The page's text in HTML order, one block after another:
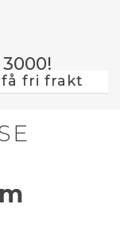
fri frakt